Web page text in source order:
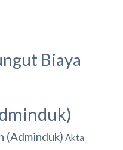
Biaya
(Adminduk) Akta